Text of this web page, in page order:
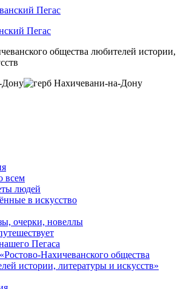
Пегас
общества любителей истории,
всем
людей
в искусство
очерки, новеллы
Пегаса
Нахичеванского общества
истории, литературы и искусств»